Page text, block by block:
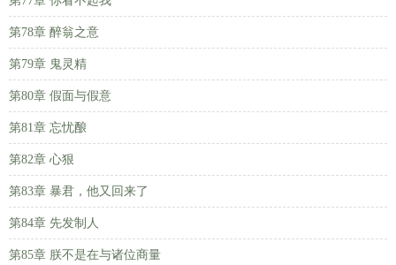
第78章 醉翁之意
第79章 鬼灵精
第80章 假面与假意
第81章 忘忧酿
第82章 心狠
第83章 暴君，他又回来了
第84章 先发制人
第85章 朕不是在与诸位商量